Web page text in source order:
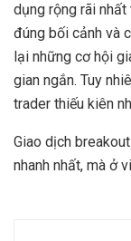
dụng rộng rãi
đúng bối cảnh và
lại những cơ hội
gian ngắn. Tuy
trader thiếu kiên
Giao dịch
nhanh nhất, mà ở